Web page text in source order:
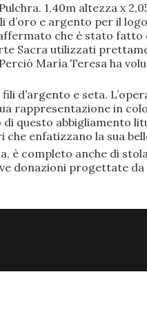
1,40m altezza x
d’oro e argento per il
che è stato
Sacra utilizzati
María Teresa ha
d’argento e seta.
rappresentazione in
questo abbigliamento
enfatizzano la sua
è completo anche di
donazioni progettate da